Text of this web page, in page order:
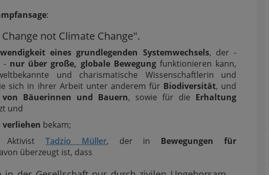
:
not Climate Change".
eines grundlegenden Systemwechsels, der -
- nur über große, globale Bewegungfunktionieren kann,
und charismatische Wissenschaftlerin und
sich in ihrer Arbeit unter anderem für Biodiversität, und
von Bäuerinnen und Bauern, sowie für die Erhaltung
und
bekam;
AktivistTadzio Müller, der in Bewegungen für
überzeugt ist, dass